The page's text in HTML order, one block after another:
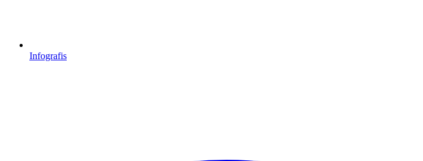
Infografis